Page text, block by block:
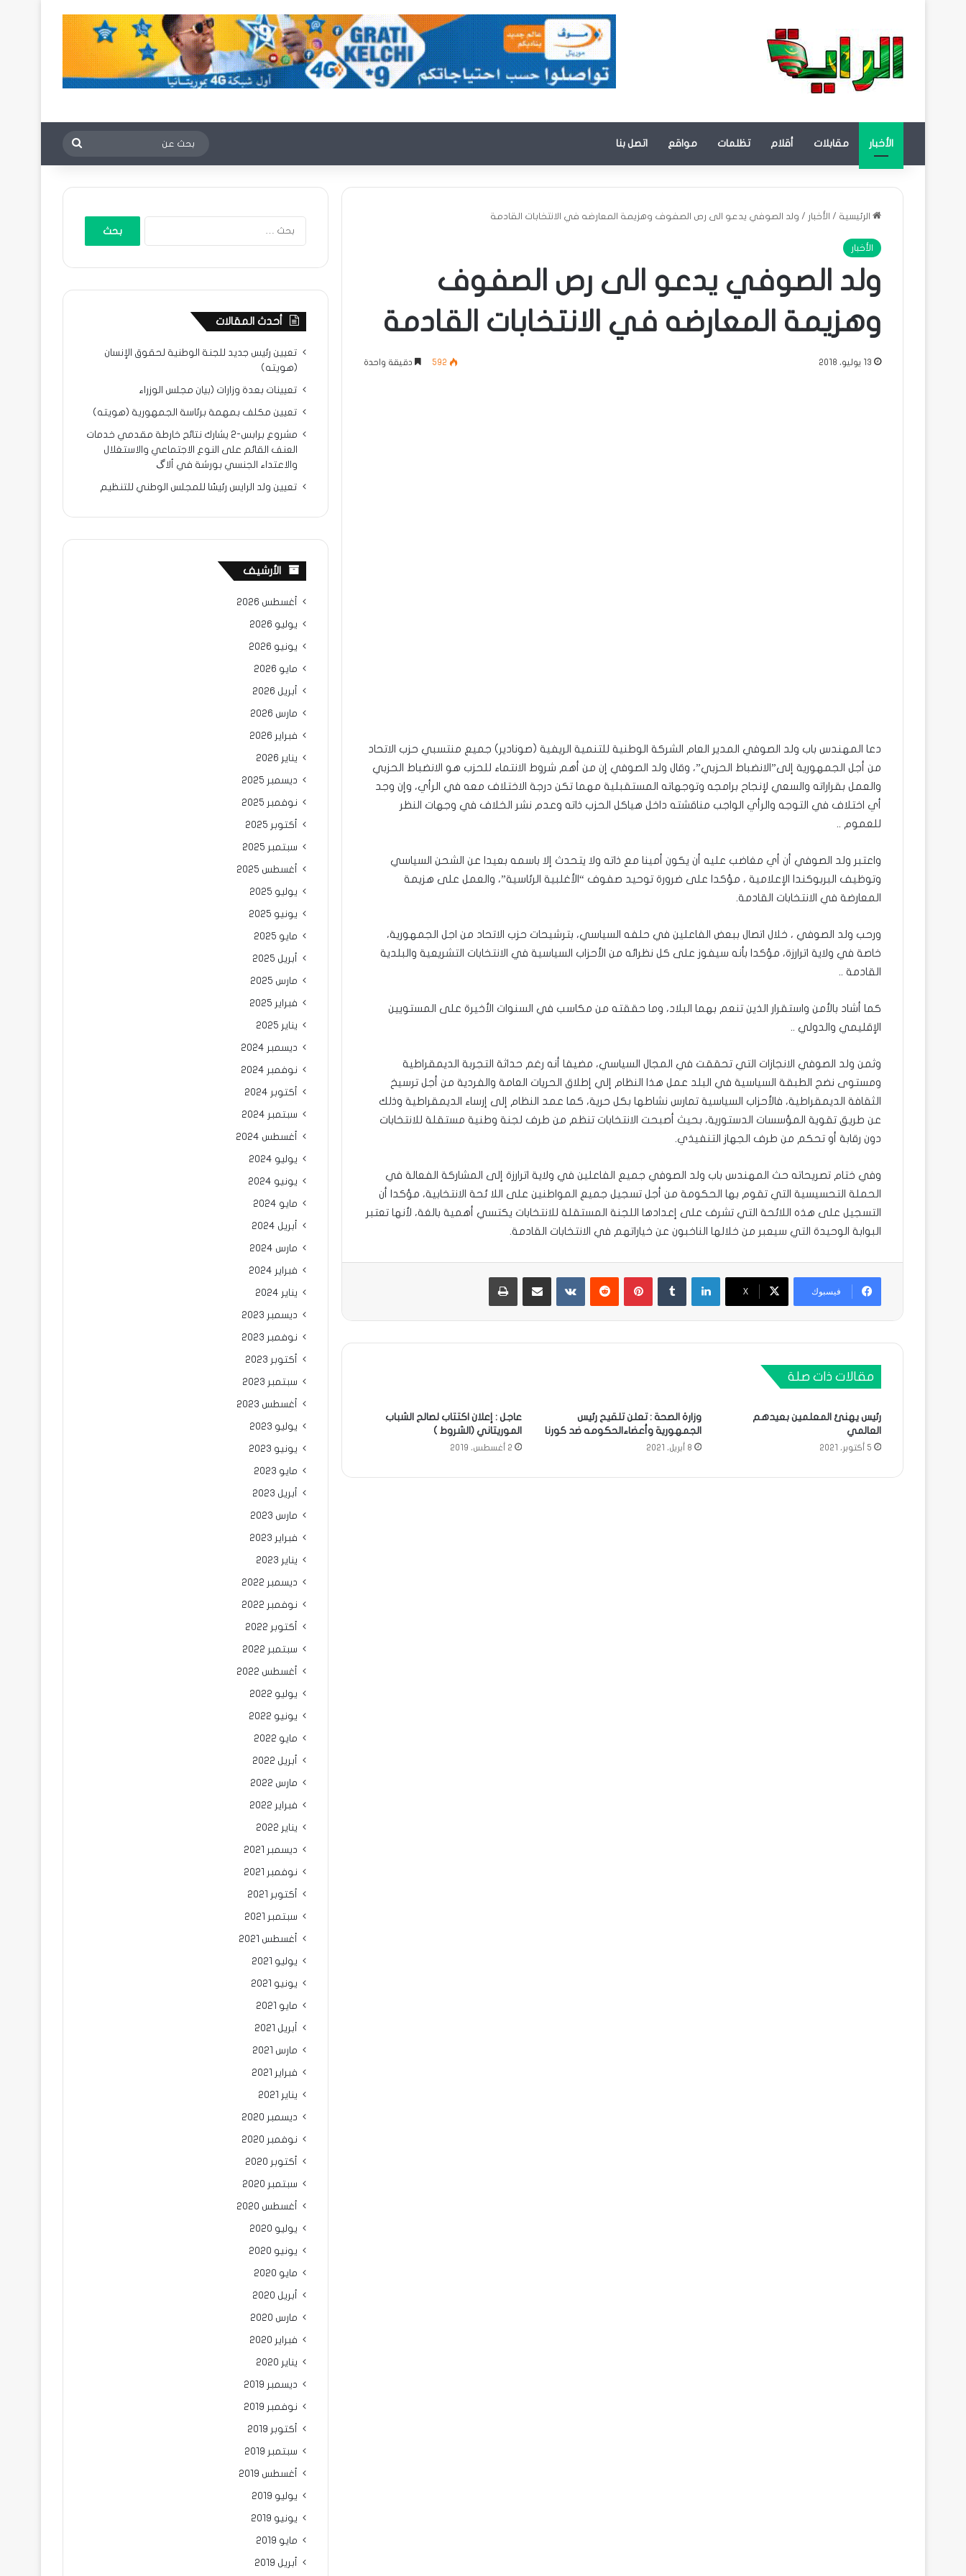
الأخبار مقابلات أقلام تظلمات مواقع اتصل بنا بحث
عن
الرئيسية / الأخبار / ولد الصوفي يدعو الى رص الصفوف وهزيمة المعارضه في اﻻنتخابات القادمة
الأخبار
ولد الصوفي يدعو الى رص الصفوف
وهزيمة المعارضه في اﻻنتخابات القادمة
13 يوليو، 2018 592 دقيقة واحدة
دعا المهندس باب ولد الصوفي المدير العام الشركة الوطنية للتنمية الريفية (صونادير) جميع منتسبي حزب الاتحاد
من أجل الجمهورية إلى”الانضباط الحزبي”، وقال ولد الصوفي إن من أهم شروط الانتماء للحزب هو الانضباط الحزبي
والعمل بقراراته والسعي لإنجاح برامجه وتوجهاته المستقبلية مهما تكن درجة الاختلاف معه في الرأي، وإن وجد
أي اختلاف في التوجه والرأي الواجب مناقشته داخل هياكل الحزب ذاته وعدم نشر الخلاف في وجهات النظر
للعموم ..
واعتبر ولد الصوفي أن أي مغاضب عليه أن يكون أمينا مع ذاته ولا يتحدث إلا باسمه بعيدا عن الشحن السياسي
وتوظيف البربوكندا الإعلامية ، مؤكدا على ضرورة توحيد صفوف “الأغلبية الرئاسية”، والعمل على هزيمة
المعارضة في الانتخابات القادمة.
ورحب ولد الصوفي ، خلال اتصال ببعض الفاعلين في حلفه السياسي، بترشيحات حزب الاتحاد من اجل الجمهورية،
خاصة في ولاية اترارزة، مؤكدا بأنه سيفوز على كل نظرائه من الأحزاب السياسية في الانتخابات التشريعية والبلدية
القادمة ..
كما أشاد بالأمن واستقرار الذين تنعم بهما البلاد، وما حققته من مكاسب في السنوات الأخيرة على المستويين
الإقليمي والدولي ..
وثمن ولد الصوفي الانجازات التي تحققت في المجال السياسي، مضيفا أنه رغم حداثة التجربة الديمقراطية
ومستوى نضج الطبقة السياسية في البلد عمل هذا النظام إلي إطلاق الحريات العامة والفردية من أجل ترسيخ
الثقافة الديمقراطية، فالأحزاب السياسية تمارس نشاطها بكل حرية، كما عمد النظام إلى إرساء الديمقراطية وذلك
عن طريق تقوية المؤسسات الدستورية، بحيث أصبحت الانتخابات تنظم من طرف لجنة وطنية مستقلة للانتخابات
دون رقابة أو تحكم من طرف الجهاز التنفيذي.
وفي ختام تصريحاته حث المهندس باب ولد الصوفي جميع الفاعلين في ولاية اترارزة إلى المشاركة الفعالة في
الحملة التحسيسية التي تقوم بها الحكومة من أجل تسجيل جميع المواطنين على اللا ئحة الانتخابية، مؤكدا أن
التسجيل على هذه اللائحة التي تشرف على إعدادها اللجنة المستقلة للانتخابات يكتسي أهمية بالغة، لأنها تعتبر
البوابة الوحيدة التي سيعبر من خلالها الناخبون عن خياراتهم في الانتخابات القادمة.
فيسبوك X
لينكدإن بينتيريست مشاركة عبر البريد طباعة
مقالات ذات صلة
رئيس يهنئ المعلمين بعيدهم
العالمي
5 أكتوبر، 2021
وزارة الصحة : تعلن تلقيح رئيس
الجمهورية وأعضاءالحكومه ضد كورنا
8 أبريل، 2021
عاجل : إعلان اكتتاب لصالح الشباب
الموريتاني (الشروط )
2 أغسطس، 2019
أحدث المقالات
تعيين رئيس جديد للجنة الوطنية لحقوق الإنسان
(هويته)
تعيينات بعدة وزارات (بيان مجلس الوزراء
تعيين مكلف بمهمة برئاسة الجمهورية (هويته)
مشروع برابس-2 يشارك نتائح خارطة مقدمي خدمات
العنف القائم على النوع الاجتماعي والاستغلال
والاعتداء الجنسي بورشة في ألاگ
تعيين ولد الرايس رئيسًا للمجلس الوطني للتنظيم
الأرشيف
أغسطس 2026
يوليو 2026
يونيو 2026
مايو 2026
أبريل 2026
مارس 2026
فبراير 2026
يناير 2026
ديسمبر 2025
نوفمبر 2025
أكتوبر 2025
سبتمبر 2025
أغسطس 2025
يوليو 2025
يونيو 2025
مايو 2025
أبريل 2025
مارس 2025
فبراير 2025
يناير 2025
ديسمبر 2024
نوفمبر 2024
أكتوبر 2024
سبتمبر 2024
أغسطس 2024
يوليو 2024
يونيو 2024
مايو 2024
أبريل 2024
مارس 2024
فبراير 2024
يناير 2024
ديسمبر 2023
نوفمبر 2023
أكتوبر 2023
سبتمبر 2023
أغسطس 2023
يوليو 2023
يونيو 2023
مايو 2023
أبريل 2023
مارس 2023
فبراير 2023
يناير 2023
ديسمبر 2022
نوفمبر 2022
أكتوبر 2022
سبتمبر 2022
أغسطس 2022
يوليو 2022
يونيو 2022
مايو 2022
أبريل 2022
مارس 2022
فبراير 2022
يناير 2022
ديسمبر 2021
نوفمبر 2021
أكتوبر 2021
سبتمبر 2021
أغسطس 2021
يوليو 2021
يونيو 2021
مايو 2021
أبريل 2021
مارس 2021
فبراير 2021
يناير 2021
ديسمبر 2020
نوفمبر 2020
أكتوبر 2020
سبتمبر 2020
أغسطس 2020
يوليو 2020
يونيو 2020
مايو 2020
أبريل 2020
مارس 2020
فبراير 2020
يناير 2020
ديسمبر 2019
نوفمبر 2019
أكتوبر 2019
سبتمبر 2019
أغسطس 2019
يوليو 2019
يونيو 2019
مايو 2019
أبريل 2019